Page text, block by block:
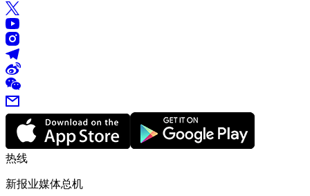
热线
新报业媒体总机